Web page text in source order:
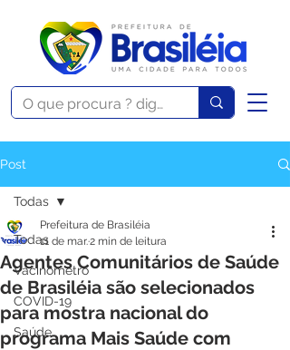
Post
Todas
Vacinômetro
COVID-19
Saúde
Todas
Agentes Comunitários de Saúde
de Brasiléia são selecionados
para mostra nacional do
programa Mais Saúde com
Prefeitura de Brasiléia
11 de mar.2 min de leitura